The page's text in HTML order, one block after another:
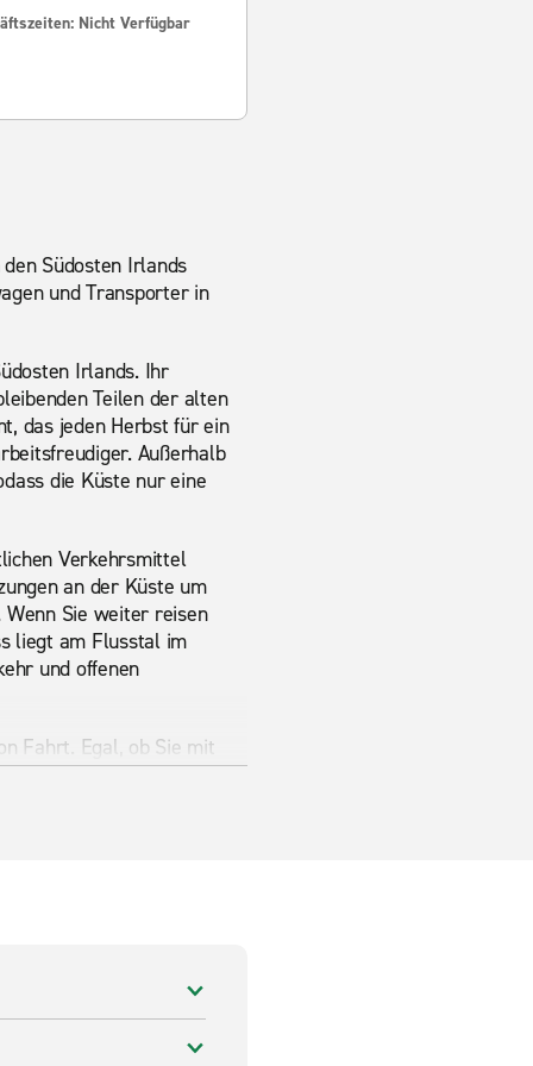
Nicht Verfügbar
Südosten Irlands
und Transporter in
Irlands. Ihr
Teilen der alten
das jeden Herbst für ein
Außerhalb
die Küste nur eine
Verkehrsmittel
an der Küste um
Sie weiter reisen
liegt am Flusstal im
und offenen
Fahrt. Egal, ob Sie mit
größere Gruppe reisen,
mit 7
Rekonstruierte